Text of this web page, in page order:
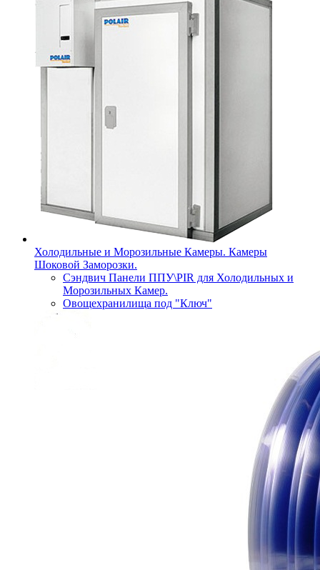
Холодильные и Морозильные Камеры. Камеры
Шоковой Заморозки.
Сэндвич Панели ППУ\PIR для Холодильных и
Морозильных Камер.
Овощехранилища под "Ключ"